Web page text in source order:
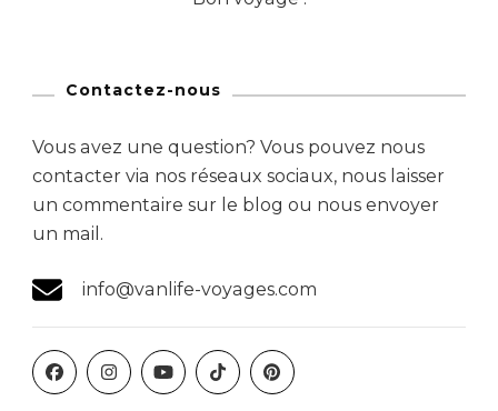
Contactez-nous
Vous avez une question? Vous pouvez nous
contacter via nos réseaux sociaux, nous laisser
un commentaire sur le blog ou nous envoyer
un mail.
info@vanlife-voyages.com